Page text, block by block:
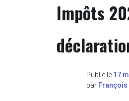
Impôts
Publié le 17
par François